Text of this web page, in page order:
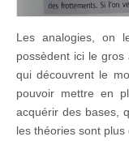
Les analogies, on
possèdent ici le gros
qui découvrent le
pouvoir mettre en
acquérir des bases,
les théories sont plus